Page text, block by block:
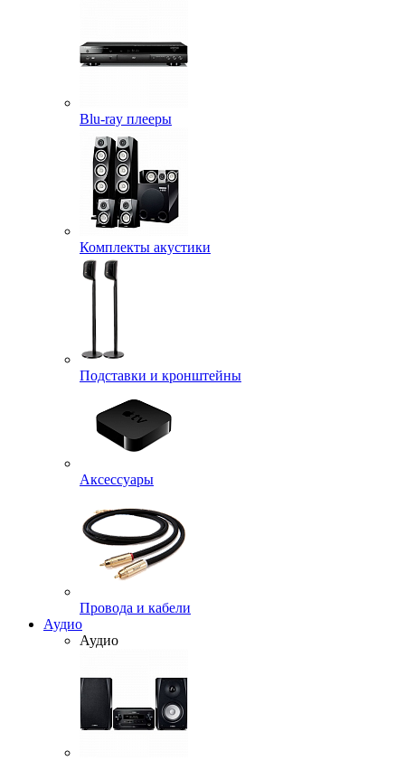
Blu-ray плееры
Комплекты акустики
Подставки и кронштейны
Аксессуары
Провода и кабели
Аудио
Аудио